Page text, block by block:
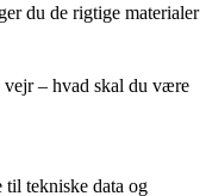
du de rigtige materialer
– hvad skal du være
til tekniske data og